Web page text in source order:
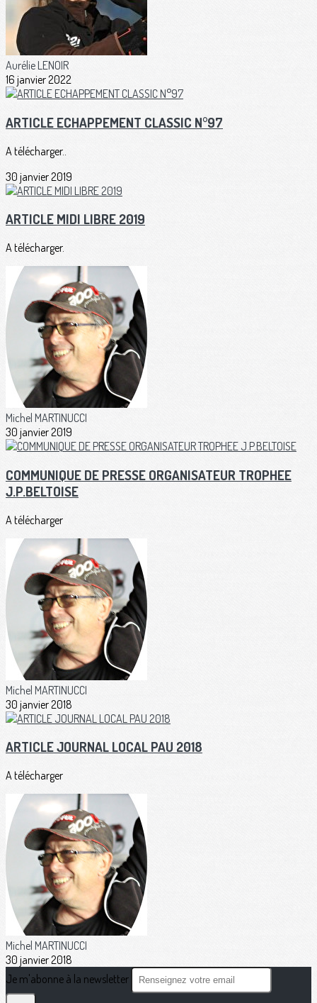
Aurélie LENOIR
16 janvier 2022
ARTICLE ECHAPPEMENT CLASSIC N°97
A télécharger..
30 janvier 2019
ARTICLE MIDI LIBRE 2019
A télécharger.
Michel MARTINUCCI
30 janvier 2019
COMMUNIQUE DE PRESSE ORGANISATEUR TROPHEE
J.P.BELTOISE
A télécharger
Michel MARTINUCCI
30 janvier 2018
ARTICLE JOURNAL LOCAL PAU 2018
A télécharger
Michel MARTINUCCI
30 janvier 2018
Je m'abonne à la newsletter